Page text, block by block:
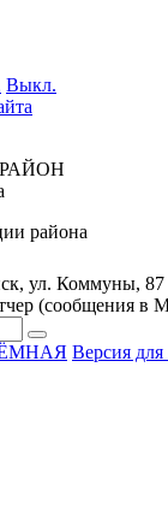
Выкл.
района
ул. Коммуны, 87
(сообщения в
Версия